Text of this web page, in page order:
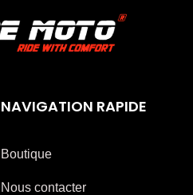
NAVIGATION RAPIDE
Boutique
Nous contacter